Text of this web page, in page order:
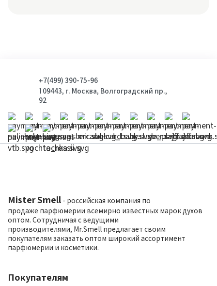
+7(499) 390-75-96
109443, г. Москва, Волгоградский пр.,
92
Mister Smell - российская компания по
продаже парфюмерии всемирно известных марок духов
оптом. Сотрудничая с ведущими
производителями, Mr.Smell предлагает своим
покупателям заказать оптом широкий ассортимент
парфюмерии и косметики.
Покупателям